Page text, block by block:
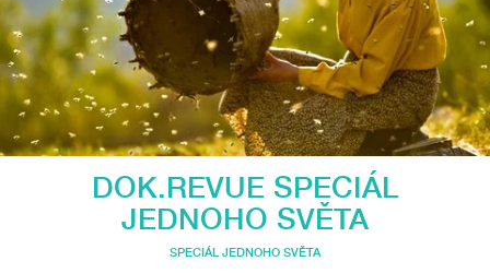
DOK.REVUE SPECIÁL
JEDNOHO SVĚTA
SPECIÁL JEDNOHO SVĚTA